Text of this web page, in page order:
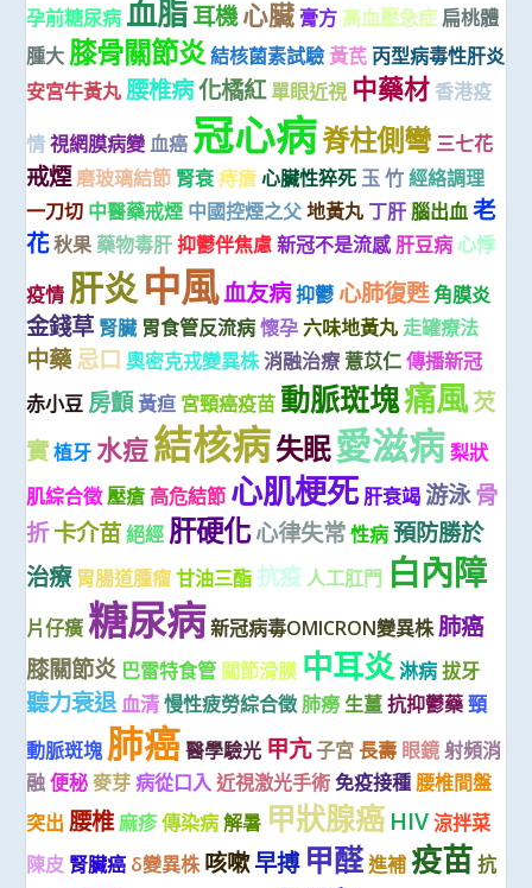
孕前糖尿病 血脂耳機心臟 膏方 高血壓急症 扁桃體
腫大 膝骨關節炎結核菌素試驗 黃芪 丙型病毒性肝炎
安宮牛黃丸 腰椎病化橘紅 單眼近視 中藥材 香港疫
情 視網膜病變 血癌 冠心病脊柱側彎 三七花
戒煙 磨玻璃結節 腎衰 痔瘡 心臟性猝死 玉 竹 經絡調理
一刀切 中醫藥戒煙 中國控煙之父 地黃丸 丁肝 腦出血 老
花秋果 藥物毒肝 抑鬱伴焦慮 新冠不是流感 肝豆病 心悸
疫情 肝炎中風血友病抑鬱 心肺復甦 角膜炎
金錢草 腎臟 胃食管反流病 懷孕 六味地黃丸 走罐療法
中藥忌口 奧密克戎變異株消融治療 薏苡仁 傳播新冠
赤小豆 房顫黃疸 宮頸癌疫苗 動脈斑塊痛風芡
實植牙 水痘結核病失眠愛滋病 梨狀
肌綜合徵壓瘡 高危結節 心肌梗死 肝衰竭 游泳骨
折卡介苗 絕經 肝硬化心律失常 性病 預防勝於
治療 胃腸道腫瘤 甘油三酯 抗疫 人工肛門 白內障
片仔癀 糖尿病新冠病毒OMICRON變異株肺癌
膝關節炎 巴雷特食管 關節滑膜 中耳炎淋病 拔牙
聽力衰退血清 慢性疲勞綜合徵 肺癆 生薑 抗抑鬱藥 頸
動脈斑塊 肺癌 醫學驗光 甲亢子宮 長壽 眼鏡 射頻消
融 便秘 麥芽 病從口入 近視激光手術 免疫接種 腰椎間盤
突出 腰椎麻疹 傳染病 解暑 甲狀腺癌 HIV 涼拌菜
陳皮 腎臟癌 δ變異株 咳嗽早搏 甲醛進補 疫苗 抗